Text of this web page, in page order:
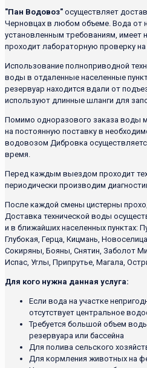
"Пан Водовоз" осуществляет
Черновцах в любом объеме. Вода от
установленным требованиям, имеет
проходит лабораторную проверку на
Использование полноприводной
воды в отдаленные населенные
резервуар находится вдали от
используют длинные шланги для
Помимо одноразового заказа воды
на постоянную поставку в
водовозом Дибровка
время.
Перед каждым выездом проходит
периодически производим
После каждой смены цистерны
Доставка технической воды
и в ближайших населенных пунктах:
Глубокая, Герца, Кицмань,
Сокиряны, Бояны, Снятин, Заболот
Испас, Углы, Припрутье, Магала,
Для кого нужна данная услуга:
Если вода на участке
отсутствует центральное
Требуется большой объем
резервуара или бассейна
Для полива сельского
Для кормления животных на